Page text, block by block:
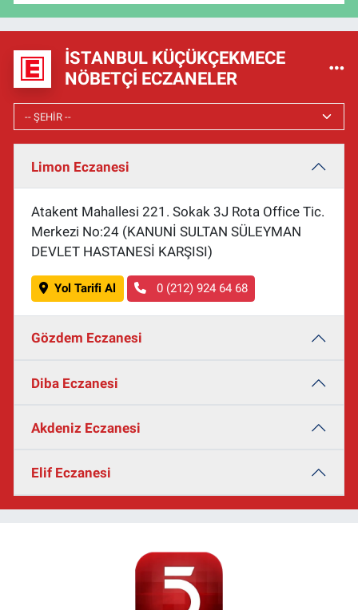
İSTANBUL KÜÇÜKÇEKMECE
NÖBETÇI ECZANELER
Limon Eczanesi
Atakent Mahallesi 221. Sokak 3J Rota Office Tic.
Merkezi No:24 (KANUNİ SULTAN SÜLEYMAN
DEVLET HASTANESİ KARŞISI)
Yol Tarifi Al 0 (212) 924 64 68
Gözdem Eczanesi
Diba Eczanesi
Akdeniz Eczanesi
Elif Eczanesi